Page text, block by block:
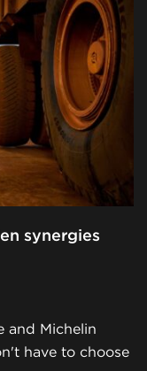
synergies
and Michelin
have to choose